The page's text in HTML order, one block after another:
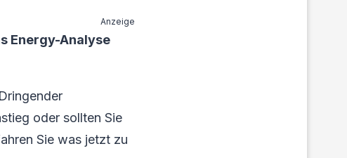
Anzeige
Energy-Analyse
oder sollten Sie
Sie was jetzt zu